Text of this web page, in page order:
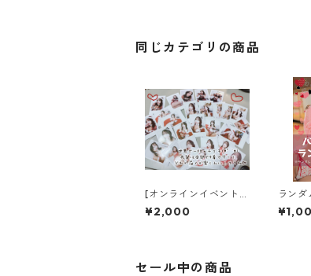
同じカテゴリの商品
[オンラインイベント]
チェキサイン会 サイン
チェキ
¥2,000
ラン
ンタイ
セール中の商品